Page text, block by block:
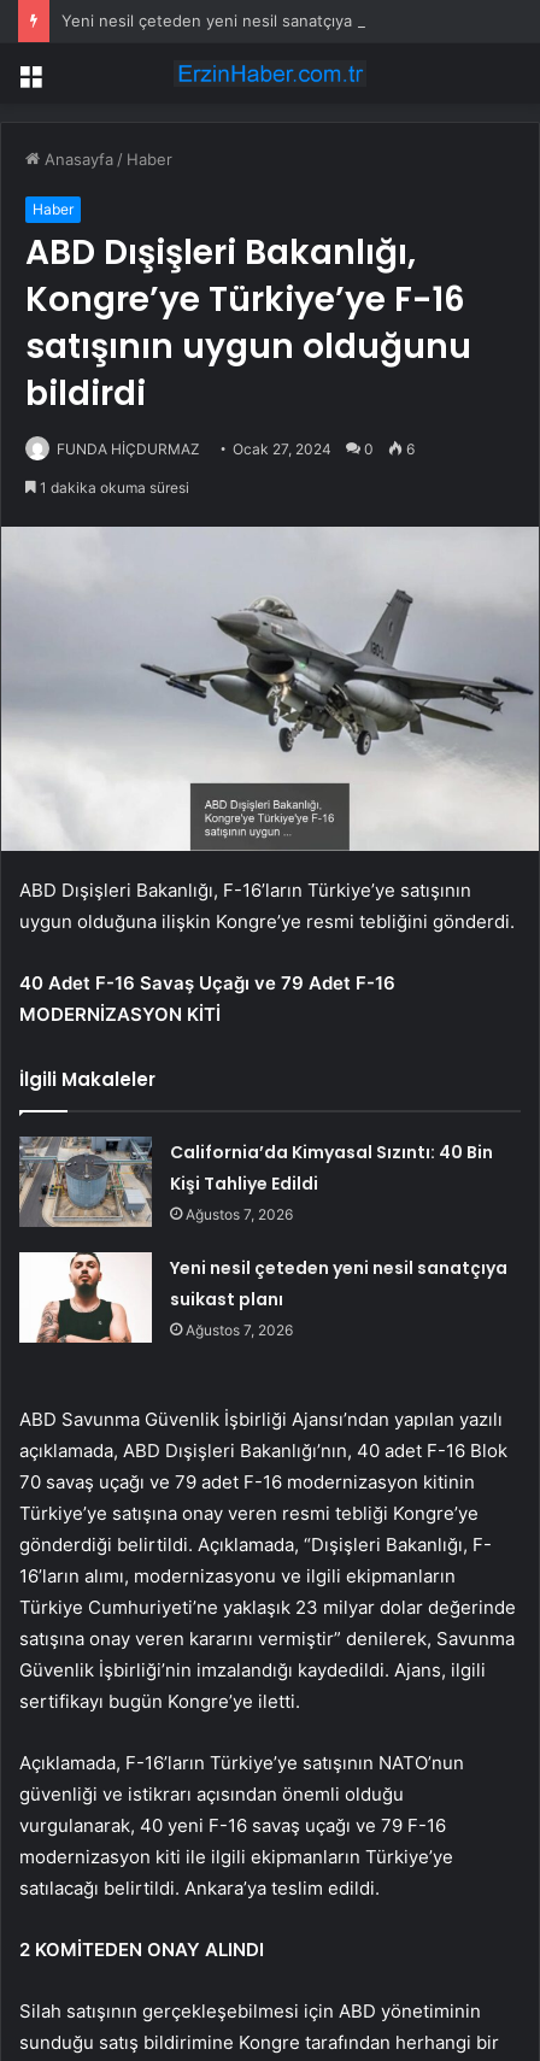
Yeni nesil çeteden yeni nesil sanatçıya suikast planı
Menü
Anasayfa / Haber
Haber
ABD Dışişleri Bakanlığı,
Kongre’ye Türkiye’ye F-16
satışının uygun olduğunu
bildirdi
FUNDA HİÇDURMAZ Ocak 27, 2024 0 6
1 dakika okuma süresi
ABD Dışişleri Bakanlığı, F-16’ların Türkiye’ye satışının
uygun olduğuna ilişkin Kongre’ye resmi tebliğini gönderdi.
40 Adet F-16 Savaş Uçağı ve 79 Adet F-16
MODERNİZASYON KİTİ
İlgili Makaleler
California’da Kimyasal Sızıntı: 40 Bin
Kişi Tahliye Edildi
Ağustos 7, 2026
Yeni nesil çeteden yeni nesil sanatçıya
suikast planı
Ağustos 7, 2026
ABD Savunma Güvenlik İşbirliği Ajansı’ndan yapılan yazılı
açıklamada, ABD Dışişleri Bakanlığı’nın, 40 adet F-16 Blok
70 savaş uçağı ve 79 adet F-16 modernizasyon kitinin
Türkiye’ye satışına onay veren resmi tebliği Kongre’ye
gönderdiği belirtildi. Açıklamada, “Dışişleri Bakanlığı, F-
16’ların alımı, modernizasyonu ve ilgili ekipmanların
Türkiye Cumhuriyeti’ne yaklaşık 23 milyar dolar değerinde
satışına onay veren kararını vermiştir” denilerek, Savunma
Güvenlik İşbirliği’nin imzalandığı kaydedildi. Ajans, ilgili
sertifikayı bugün Kongre’ye iletti.
Açıklamada, F-16’ların Türkiye’ye satışının NATO’nun
güvenliği ve istikrarı açısından önemli olduğu
vurgulanarak, 40 yeni F-16 savaş uçağı ve 79 F-16
modernizasyon kiti ile ilgili ekipmanların Türkiye’ye
satılacağı belirtildi. Ankara’ya teslim edildi.
2 KOMİTEDEN ONAY ALINDI
Silah satışının gerçekleşebilmesi için ABD yönetiminin
sunduğu satış bildirimine Kongre tarafından herhangi bir